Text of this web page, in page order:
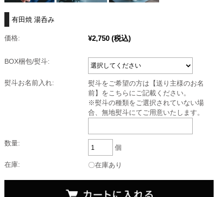
有田焼 湯呑み
価格: ¥2,750 (税込)
BOX梱包/熨斗:
熨斗お名前入れ:
熨斗をご希望の方は【送り主様のお名
前】をこちらにご記載ください。
※熨斗の種類をご選択されていない場
合、無地熨斗にてご用意いたします。
数量:
個
在庫: 〇在庫あり